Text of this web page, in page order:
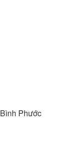
Phước